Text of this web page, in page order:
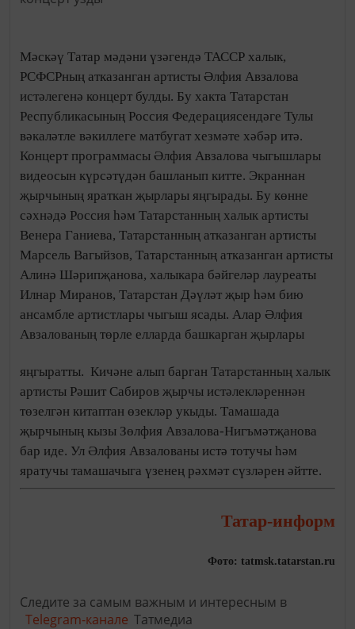
Мәскәү Татар мәдәни үзәгендә ТАССР халык,
РСФСРның атказанган артисты Әлфия Авзалова
истәлегенә концерт булды. Бу хакта Татарстан
Республикасының Россия Федерациясендәге Тулы
вәкаләтле вәкиллеге матбугат хезмәте хәбәр итә.
Концерт программасы Әлфия Авзалова чыгышлары
видеосын күрсәтүдән башланып китте. Экраннан
җырчының яраткан җырлары яңгырады. Бу көнне
сәхнәдә Россия һәм Татарстанның халык артисты
Венера Ганиева, Татарстанның атказанган артисты
Марсель Вагыйзов, Татарстанның атказанган артисты
Алинә Шәрипҗанова, халыкара бәйгеләр лауреаты
Илнар Миранов, Татарстан Дәүләт җыр һәм бию
ансамбле артистлары чыгыш ясады. Алар Әлфия
Авзалованың төрле елларда башкарган җырлары
яңгыратты. Кичәне алып барган Татарстанның халык
артисты Рәшит Сабиров җырчы истәлекләреннән
төзелгән китаптан өзекләр укыды. Тамашада
җырчының кызы Зөлфия Авзалова-Нигъмәтҗанова
бар иде. Ул Әлфия Авзалованы истә тотучы һәм
яратучы тамашачыга үзенең рәхмәт сүзләрен әйтте.
Татар-информ
Фото: tatmsk.tatarstan.ru
Следите за самым важным и интересным в
Telegram-канале Татмедиа